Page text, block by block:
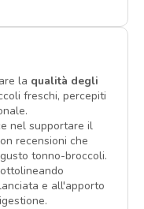
la qualità degli
freschi, percepiti
nel supportare il
recensioni che
tonno-broccoli.
e all'apporto